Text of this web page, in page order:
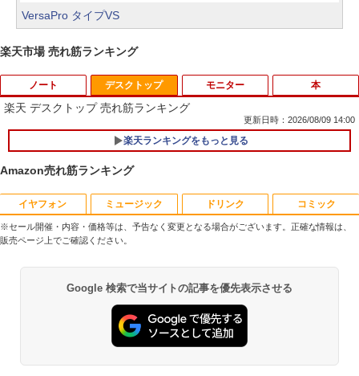
VersaPro タイプVS
楽天市場 売れ筋ランキング
ノート
1
【★最大100%ポイント】【大特価!訳あ
り!】富士通 LIFEBOOK A576/第6世代 C
パソコン ノートパソコン Windows11 W
indows10
【マラソンP5倍/10%オフクーポン】中古
ノートパソコン Windows11 Pro Office
付き Panasonic Let's note CF-NX3 第4
世代 Core i5 メモリ8GB 高速SSD256GB
デスクトップ
楽天 デスクトップ 売れ筋ランキング
更新日時：2026/08/09 14:00
楽天ランキングをもっと見る
モニター
1
富士通 Fujitsu 液晶モニター VL-17CST
17インチ スクエア ホワイト LCD LEDバ
プレイ 【中古】
￥2,750
ー シークレット 19インチワイド ノング
本
1
ちいかわ なんか小さくてかわいいやつ
（1） （ワイドKC） [ ナガノ ]
羽生結弦（2027年1月始まりカレンダ
ー）
￥4,345
Amazon売れ筋ランキング
イヤフォン
￥7,990
Anker Soundcore P31i ブラック
ミュージック
￥250
BRUCE WAYNE feat. Flo Milli, ATL Jacob
ドリンク
￥1,112
by Amazon 天然水 ラベルレス 500ml ×24本
コミック
￥770
異世界居酒屋「のぶ」(22) (角川コミックス・
※セール開催・内容・価格等は、予告なく変更となる場合がございます。正確な情報は、
販売ページ上でご確認ください。
Google 検索で当サイトの記事を優先表示させる